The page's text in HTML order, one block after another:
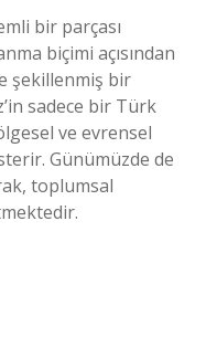
bir parçası
biçimi açısından
şekillenmiş bir
sadece bir Türk
ve evrensel
Günümüzde de
toplumsal